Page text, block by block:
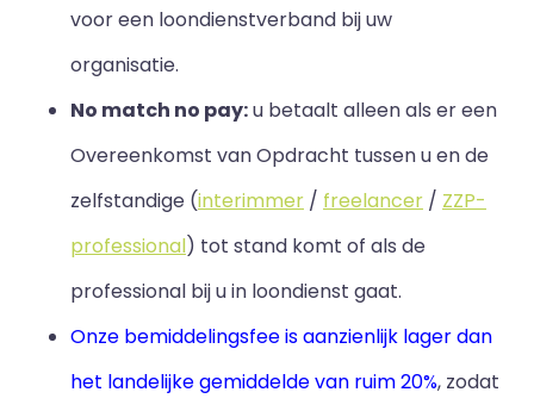
voor een loondienstverband bij uw
organisatie.
No match no pay:u betaalt alleen als er een
Overeenkomst van Opdracht tussen u en de
zelfstandige (interimmer / freelancer / ZZP-
professional) tot stand komt of als de
professional bij u in loondienst gaat.
Onze bemiddelingsfee is aanzienlijk lager dan
het landelijke gemiddelde van ruim 20%, zodat